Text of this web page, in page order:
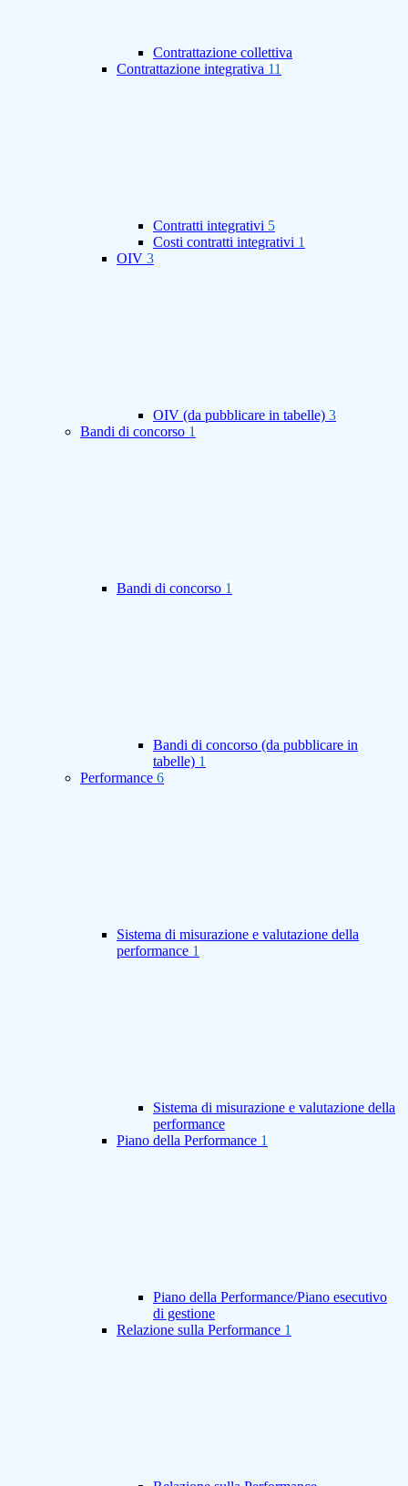
Contrattazione collettiva
Contrattazione integrativa 11
Contratti integrativi 5
Costi contratti integrativi 1
OIV 3
OIV (da pubblicare in tabelle) 3
Bandi di concorso 1
Bandi di concorso 1
Bandi di concorso (da pubblicare in
tabelle) 1
Performance 6
Sistema di misurazione e valutazione della
performance 1
Sistema di misurazione e valutazione della
performance
Piano della Performance 1
Piano della Performance/Piano esecutivo
di gestione
Relazione sulla Performance 1